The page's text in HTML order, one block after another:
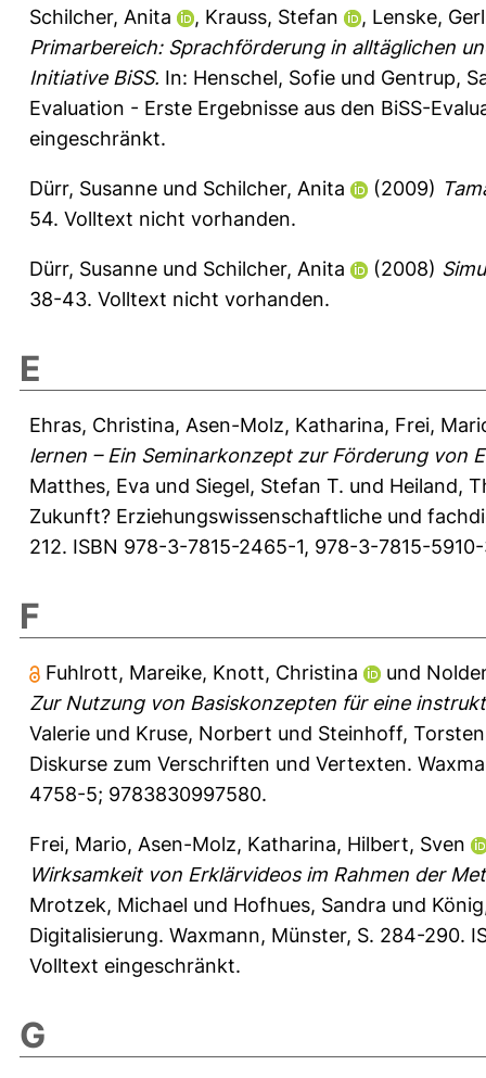
Schilcher, Anita
, Krauss, Stefan , Lenske,
Primarbereich: Sprachförderung in alltäglichen
Initiative BiSS. In: Henschel, Sofie und Gentrup,
Evaluation - Erste Ergebnisse aus den BiSS-
eingeschränkt.
Dürr, Susanne und Schilcher, Anita (2009)
54. Volltext nicht vorhanden.
Dürr, Susanne und Schilcher, Anita (2008)
38-43. Volltext nicht vorhanden.
E
Ehras, Christina, Asen-Molz, Katharina, Frei,
lernen – Ein Seminarkonzept zur Förderung von
Matthes, Eva und Siegel, Stefan T. und Heiland,
Zukunft? Erziehungswissenschaftliche und
212. ISBN 978-3-7815-2465-1, 978-3-7815-
F
Fuhlrott, Mareike, Knott, Christina und
Zur Nutzung von Basiskonzepten für eine
Valerie und Kruse, Norbert und Steinhoff, Torsten
Diskurse zum Verschriften und Vertexten.
4758-5; 9783830997580.
Frei, Mario, Asen-Molz, Katharina, Hilbert, Sven
Wirksamkeit von Erklärvideos im Rahmen der
Mrotzek, Michael und Hofhues, Sandra und
Digitalisierung. Waxmann, Münster, S. 284-
Volltext eingeschränkt.
G